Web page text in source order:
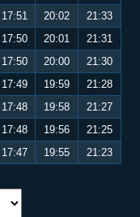
17:51 20:02
21:33
17:50 20:01
21:31
17:50 20:00
21:30
17:49 19:59
21:28
17:48 19:58
21:27
17:48 19:56
21:25
17:47 19:55 21:23